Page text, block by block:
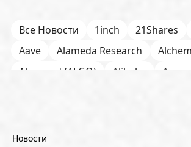
Все Новости 1inch 21Shares
Aave
Alameda Research
Algorand (ALGO)
Alibaba
Aster
Новости